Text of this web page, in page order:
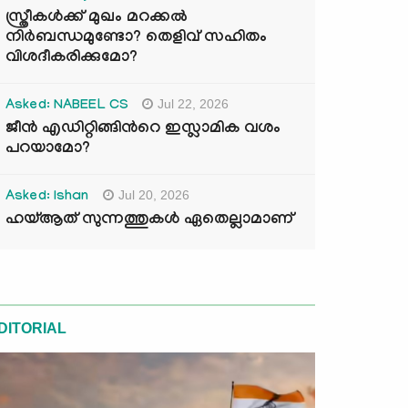
സ്ത്രീകൾക്ക് മുഖം മറക്കൽ
നിർബന്ധമുണ്ടോ? തെളിവ് സഹിതം
വിശദീകരിക്കുമോ?
Asked: NABEEL CS Jul 22, 2026
ജീൻ എഡിറ്റിങ്ങിന്‍റെ ഇസ്ലാമിക വശം
പറയാമോ?
Asked: Ishan Jul 20, 2026
ഹയ്ആത് സുന്നത്തുകൾ ഏതെല്ലാമാണ്